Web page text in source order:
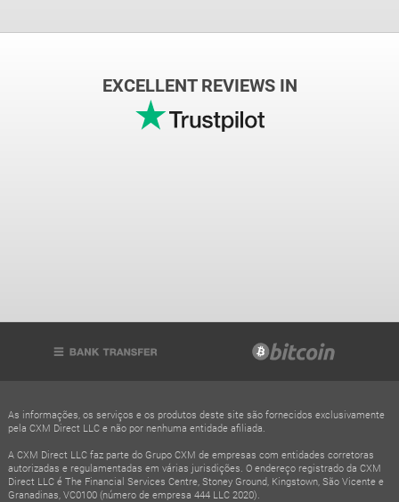
EXCELLENT REVIEWS IN
As informações, os serviços e os produtos deste site são fornecidos exclusivamente
pela CXM Direct LLC e não por nenhuma entidade afiliada.
A CXM Direct LLC faz parte do Grupo CXM de empresas com entidades corretoras
autorizadas e regulamentadas em várias jurisdições. O endereço registrado da CXM
Direct LLC é The Financial Services Centre, Stoney Ground, Kingstown, São Vicente e
Granadinas, VC0100 (número de empresa 444 LLC 2020).